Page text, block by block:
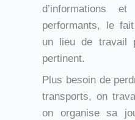
d’informations
performants, le
un lieu de travail
pertinent.
Plus besoin de
transports, on
on organise sa